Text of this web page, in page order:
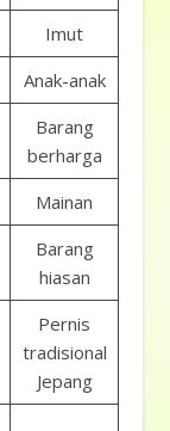
Imut
Anak-anak
Barang
berharga
Mainan
Barang
hiasan
Pernis
tradisional
Jepang